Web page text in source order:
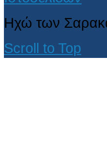
Ηχώ των
Scroll to Top